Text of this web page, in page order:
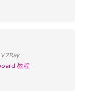
V2Ray
教程